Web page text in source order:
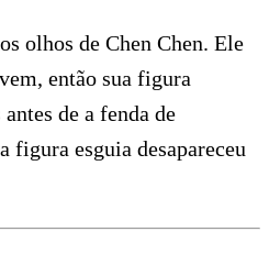
olhos de Chen Chen. Ele
então sua figura
de a fenda de
figura esguia desapareceu